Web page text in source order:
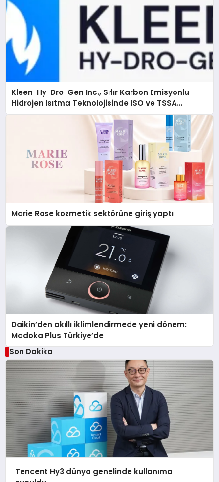
Kleen-Hy-Dro-Gen Inc., Sıfır Karbon Emisyonlu
Hidrojen Isıtma Teknolojisinde ISO ve TSSA
Düzenleyici Onaylarını Aldı
Marie Rose kozmetik sektörüne giriş yaptı
Daikin’den akıllı iklimlendirmede yeni dönem:
Madoka Plus Türkiye’de
Son Dakika
Tencent Hy3 dünya genelinde kullanıma